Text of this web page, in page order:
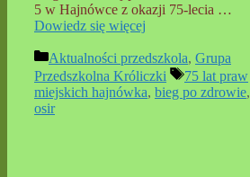
5 w Hajnówce z okazji 75-lecia …
Dowiedz się więcej
Kategorie
Aktualności przedszkola, Grupa
Przedszkolna Króliczki
Tagi
75 lat praw
miejskich hajnówka, bieg po zdrowie,
osir